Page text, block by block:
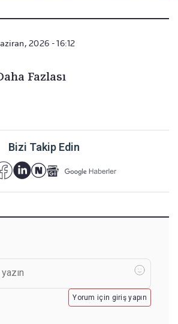
2026 - 16:12
Fazlası
Bizi Takip Edin
Yorum için giriş yapın